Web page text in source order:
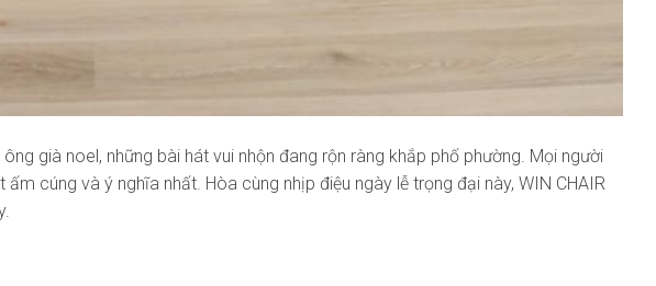
già noel, những bài hát vui nhộn đang rộn ràng khắp phố phường. Mọi người
cúng và ý nghĩa nhất. Hòa cùng nhịp điệu ngày lễ trọng đại này, WIN CHAIR